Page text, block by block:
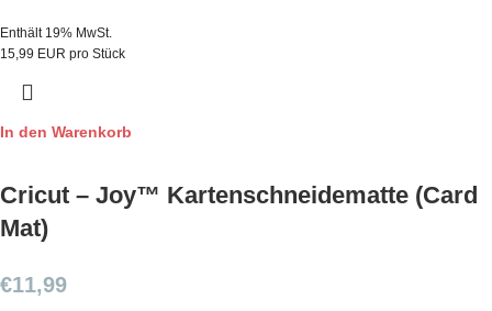
Enthält 19% MwSt.
15,99 EUR pro Stück
In den Warenkorb
Cricut – Joy™ Kartenschneidematte (Card
Mat)
€11,99